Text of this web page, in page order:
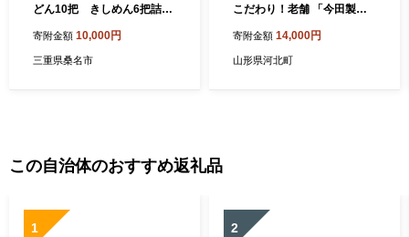
どん10把 きしめん6把詰合
寄附金額 10,000円
三重県桑名市
こだわり！老舗 「今田製麺
乾麺 ）45人前 （280g×15
把）
寄附金額 14,000円
山形県河北町
この自治体のおすすめ返礼品
1 2